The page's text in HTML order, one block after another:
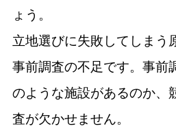
ょう。
立地選びに失敗してしまう
事前調査の不足です。事前
のような施設があるのか、
査が欠かせません。